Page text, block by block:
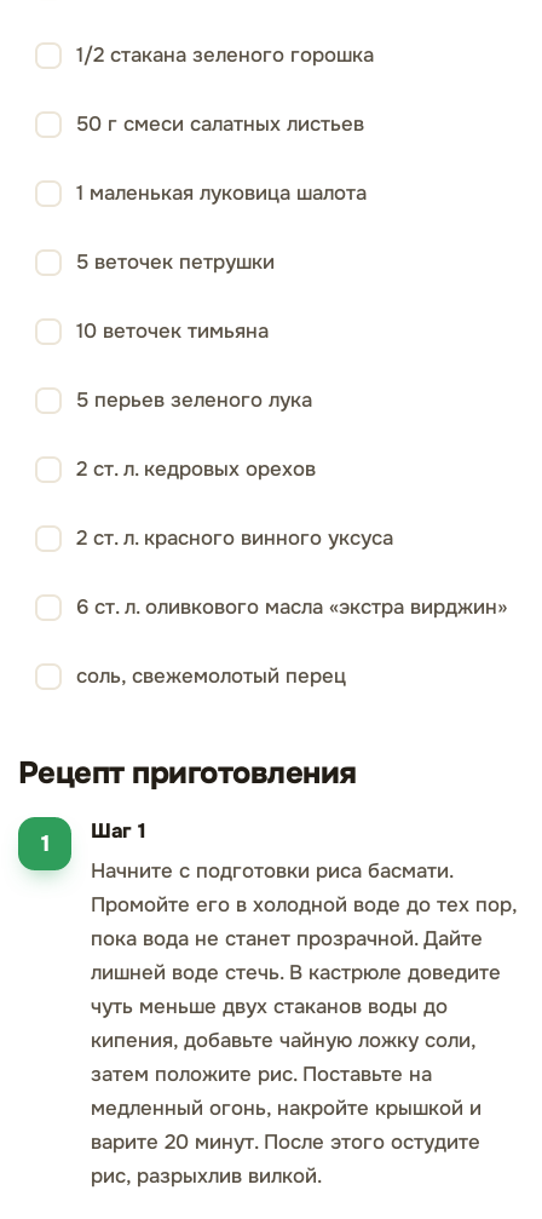
1/2 стакана зеленого горошка
50 г смеси салатных листьев
1 маленькая луковица шалота
5 веточек петрушки
10 веточек тимьяна
5 перьев зеленого лука
2 ст. л. кедровых орехов
2 ст. л. красного винного уксуса
6 ст. л. оливкового масла «экстра вирджин»
соль, свежемолотый перец
Рецепт приготовления
Шаг 1
Начните с подготовки риса басмати.
Промойте его в холодной воде до тех пор,
пока вода не станет прозрачной. Дайте
лишней воде стечь. В кастрюле доведите
чуть меньше двух стаканов воды до
кипения, добавьте чайную ложку соли,
затем положите рис. Поставьте на
медленный огонь, накройте крышкой и
варите 20 минут. После этого остудите
рис, разрыхлив вилкой.